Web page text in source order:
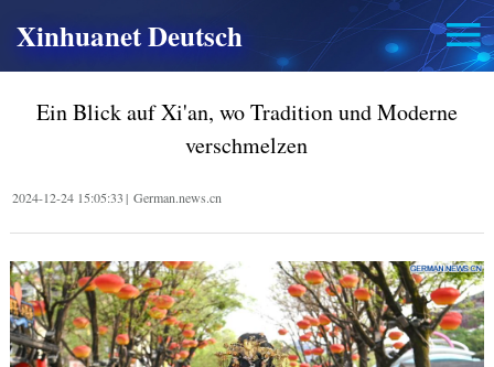
Xinhuanet Deutsch
Ein Blick auf Xi'an, wo Tradition und Moderne
verschmelzen
2024-12-24 15:05:33| German.news.cn